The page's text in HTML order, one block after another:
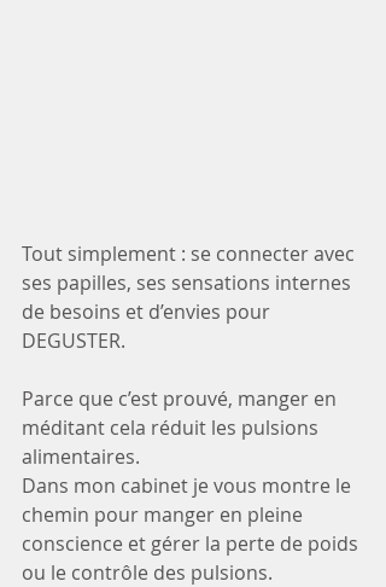
Tout simplement : se connecter avec
ses papilles, ses sensations internes
de besoins et d’envies pour
DEGUSTER.
Parce que c’est prouvé, manger en
méditant cela réduit les pulsions
alimentaires.
Dans mon cabinet je vous montre le
chemin pour manger en pleine
conscience et gérer la perte de poids
ou le contrôle des pulsions.